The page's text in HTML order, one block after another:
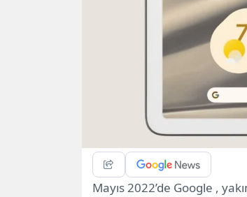
Mayıs 2022’de Google ,